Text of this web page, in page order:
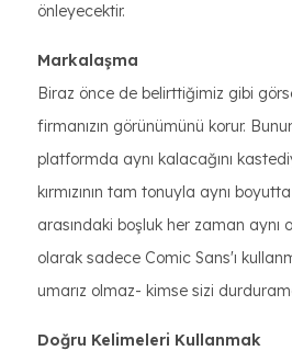
önleyecektir.
Markalaşma
Biraz önce de belirttiğimiz gibi
firmanızın görünümünü korur.
platformda aynı kalacağını
kırmızının tam tonuyla aynı
arasındaki boşluk her zaman aynı
olarak sadece Comic Sans'ı
umarız olmaz- kimse sizi
Doğru Kelimeleri Kullanmak